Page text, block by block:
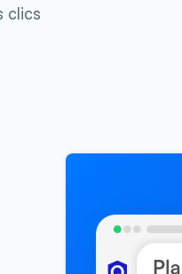
clics